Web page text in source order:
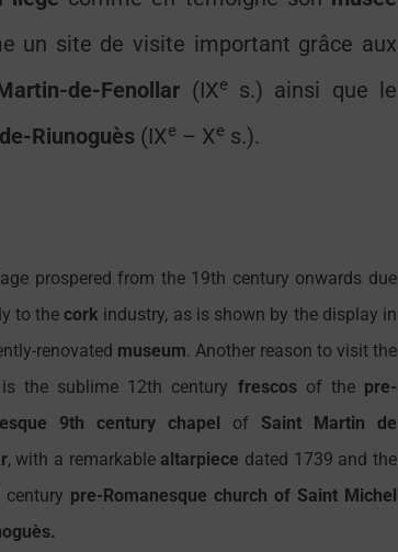
un site de visite important grâce aux
de-Fenollar (IXe
s.) ainsi que le
Riunoguès (IXe – Xe s.).
prospered from the 19th century onwards due
to thecork industry, as is shown by the display in
renovated museum. Another reason to visit the
the sublime 12th century frescosof the pre-
9th century chapel
of Saint Martin de
, with a remarkablealtarpiece dated 1739 and the
century pre-Romanesque church of Saint Michel